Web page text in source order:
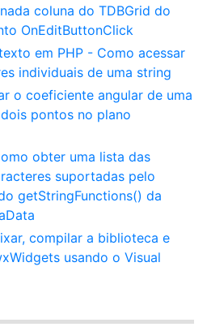
coluna do TDBGrid do
OnEditButtonClick
em PHP - Como acessar
individuais de uma string
o coeficiente angular de uma
pontos no plano
obter uma lista das
suportadas pelo
getStringFunctions() da
compilar a biblioteca e
usando o Visual